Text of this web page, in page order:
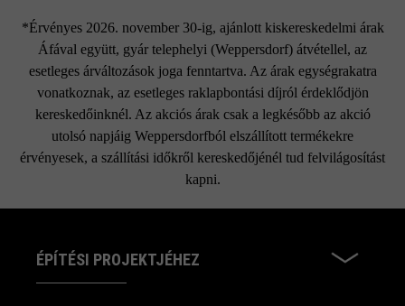
*Érvényes 2026. november 30-ig, ajánlott kiskereskedelmi árak
Áfával együtt, gyár telephelyi (Weppersdorf) átvétellel, az
esetleges árváltozások joga fenntartva. Az árak egységrakatra
vonatkoznak, az esetleges raklapbontási díjról érdeklődjön
kereskedőinknél. Az akciós árak csak a legkésőbb az akció
utolsó napjáig Weppersdorfból elszállított termékekre
érvényesek, a szállítási időkről kereskedőjénél tud felvilágosítást
kapni.
ÉPÍTÉSI PROJEKTJÉHEZ